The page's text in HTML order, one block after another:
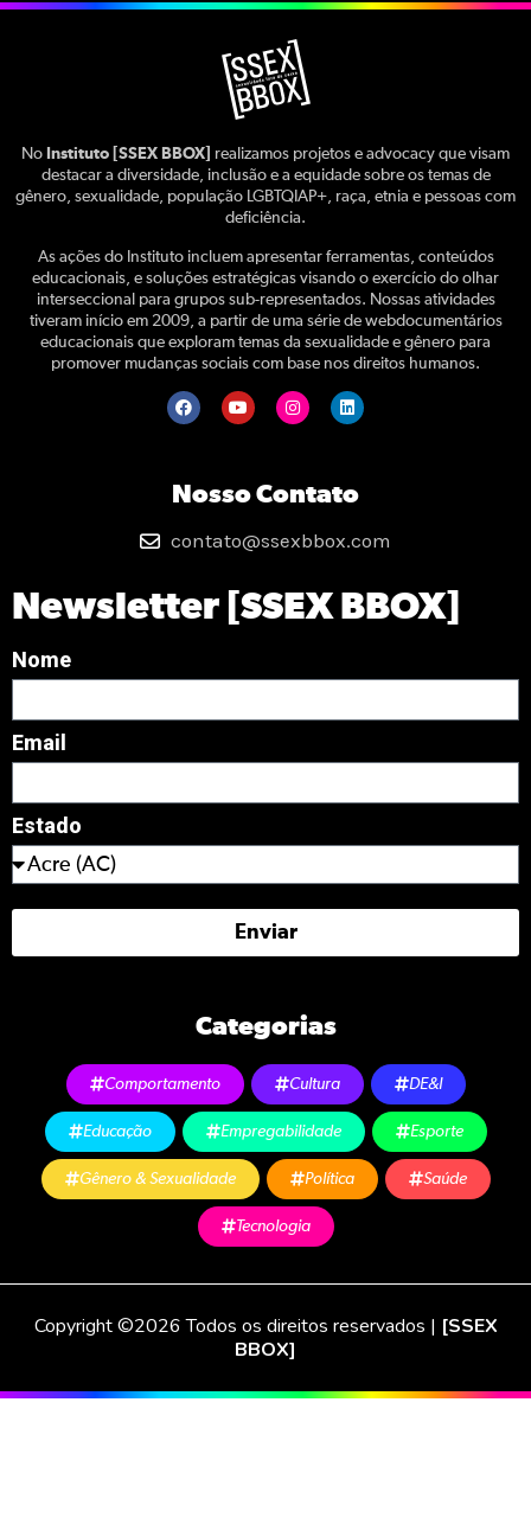
No Instituto [SSEX BBOX]
realizamos projetos e advocacy que visam
destacar a diversidade, inclusão e a equidade sobre os temas de
gênero, sexualidade, população LGBTQIAP+, raça, etnia e pessoas com
deficiência.
As ações do Instituto incluem apresentar ferramentas, conteúdos
educacionais, e soluções estratégicas visando o exercício do olhar
interseccional para grupos sub-representados. Nossas atividades
tiveram início em 2009, a partir de uma série de webdocumentários
educacionais que exploram temas da sexualidade e gênero para
promover mudanças sociais com base nos direitos humanos.
Nosso Contato
contato@ssexbbox.com
Newsletter [SSEX BBOX]
Nome
Email
Estado
Enviar
Categorias
Comportamento Cultura DE&I
Educação Empregabilidade Esporte
Gênero & Sexualidade Política Saúde
Tecnologia
Copyright ©2026 Todos os direitos reservados | [SSEX
BBOX]